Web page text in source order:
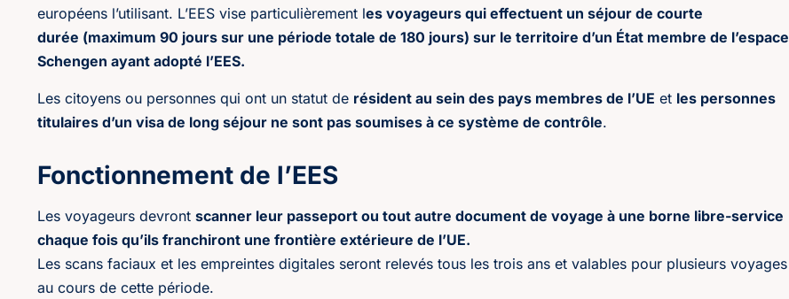
européens l’utilisant. L’EES vise particulièrement les voyageurs qui effectuent un séjour de courte
durée (maximum 90 jours sur une période totale de 180 jours) sur le territoire d’un État membre de l’espace
Schengen ayant adopté l’EES.
Les citoyens ou personnes qui ont un statut de résident au sein des pays membres de l’UE et les personnes
titulaires d’un visa de long séjour ne sont pas soumises à ce système de contrôle.
Fonctionnement de l’EES
Les voyageurs devront scanner leur passeport ou tout autre document de voyage à une borne libre-service
chaque fois qu’ils franchiront une frontière extérieure de l’UE.
Les scans faciaux et les empreintes digitales seront relevés tous les trois ans et valables pour plusieurs voyages
au cours de cette période.